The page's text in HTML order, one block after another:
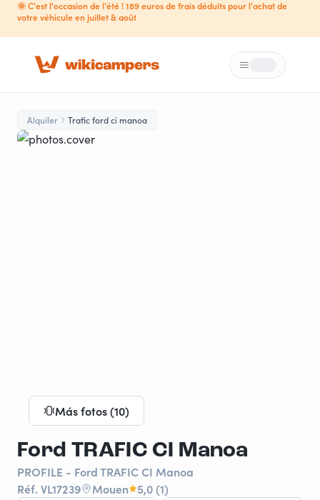
🌞 C'est l'occasion de l'été ! 189 euros de frais déduits pour l'achat de
votre véhicule en juillet & août
Loading...
Alquiler Trafic ford ci manoa
Más fotos (10)
Ford TRAFIC CI Manoa
PROFILE - Ford TRAFIC CI Manoa
Réf. VL17239
Mouen 5,0 (1)